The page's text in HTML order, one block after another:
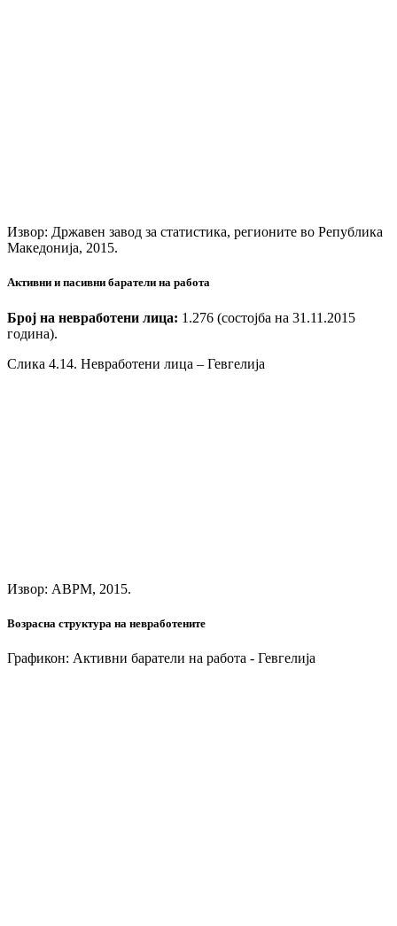
Извор: Државен завод за статистика, регионите во Република
Македонија, 2015.
Активни и пасивни баратели на работа
Број на невработени лица: 1.276 (состојба на 31.11.2015
година).
Слика 4.14. Невработени лица – Гевгелија
Извор: АВРМ, 2015.
Возрасна структура на невработените
Графикон: Активни баратели на работа - Гевгелија